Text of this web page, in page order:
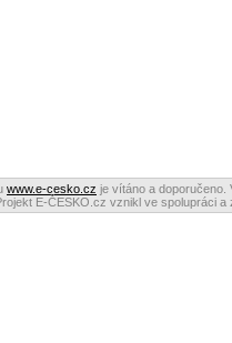
www.e-cesko.cz je vítáno a doporučeno.
E-ČESKO.cz vznikl ve spolupráci